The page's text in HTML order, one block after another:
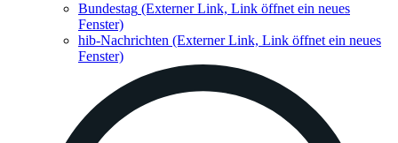
Bundestag (Externer Link, Link öffnet ein neues
Fenster)
hib-Nachrichten (Externer Link, Link öffnet ein neues
Fenster)